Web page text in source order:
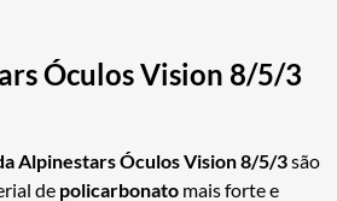
Óculos Vision 8/5/3
Alpinestars Óculos Vision 8/5/3são
de policarbonato mais forte e